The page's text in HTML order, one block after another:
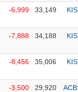
-6,999 33,149 KIS
-7,888 34,188 KIS
-8,456 35,006 KIS
-3,500 29,920